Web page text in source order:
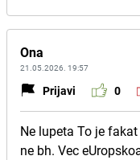
Ona
21.05.2026. 19:57
Prijavi 0
Ne lupeta To je
ne bh. Vec